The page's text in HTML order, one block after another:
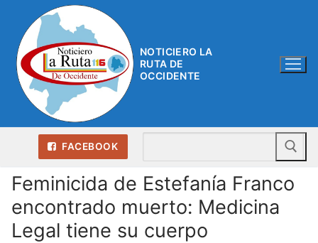
contenido
NOTICIERO LA
RUTA DE
OCCIDENTE
FACEBOOK
Feminicida de Estefanía Franco
encontrado muerto: Medicina
Legal tiene su cuerpo